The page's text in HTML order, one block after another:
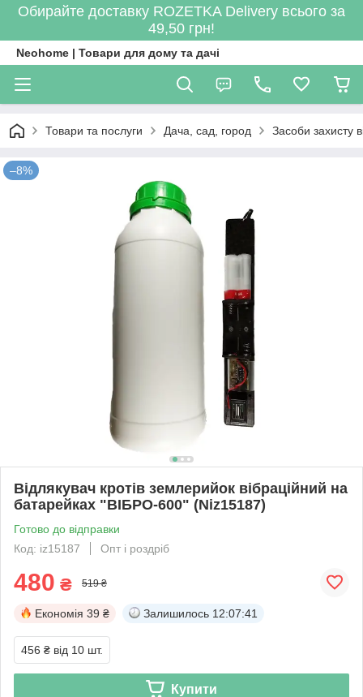
Обирайте доставку ROZETKA Delivery всього за
49,50 грн!
Neohome | Товари для дому та дачі
Товари та послуги Дача, сад, город Засоби захисту
–8%
Відлякувач кротів землерийок вібраційний на
батарейках "ВІБРО-600" (Niz15187)
Готово до відправки
Код: iz15187
Опт і роздріб
480 ₴ 519 ₴
Економія 39 ₴ Залишилось 12:07:40
456 ₴ від 10 шт.
Купити